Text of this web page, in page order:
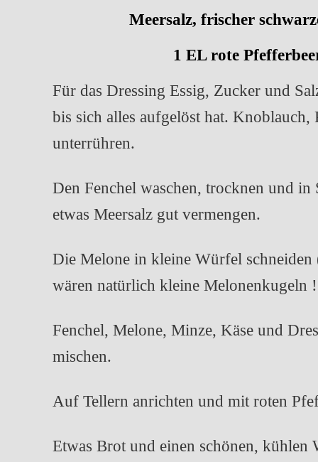
Meersalz, frischer
1 EL rote
Für das Dressing Essig, Zucker und
bis sich alles aufgelöst hat.
unterrühren.
Den Fenchel waschen, trocknen und
etwas Meersalz gut vermengen.
Die Melone in kleine Würfel schneiden
wären natürlich kleine Melonenkugeln
Fenchel, Melone, Minze, Käse und
mischen.
Auf Tellern anrichten und mit roten
Etwas Brot und einen schönen, kühlen